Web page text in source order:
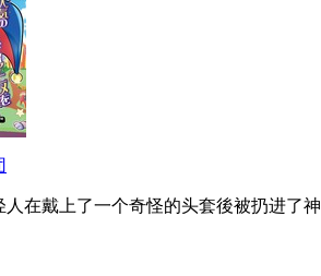
人在戴上了一个奇怪的头套後被扔进了